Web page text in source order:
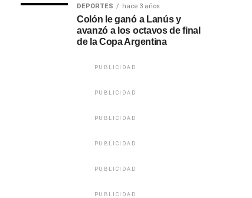
DEPORTES hace 3 años
Colón le ganó a Lanús y
avanzó a los octavos de final
de la Copa Argentina
PUBLICIDAD
PUBLICIDAD
PUBLICIDAD
PUBLICIDAD
PUBLICIDAD
PUBLICIDAD